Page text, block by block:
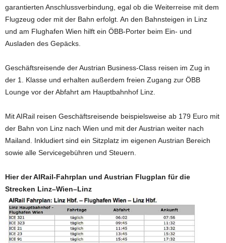
garantierten Anschlussverbindung, egal ob die Weiterreise mit dem
Flugzeug oder mit der Bahn erfolgt. An den Bahnsteigen in Linz
und am Flughafen Wien hilft ein ÖBB-Porter beim Ein- und
Ausladen des Gepäcks.
Geschäftsreisende der Austrian Business-Class reisen im Zug in
der 1. Klasse und erhalten außerdem freien Zugang zur ÖBB
Lounge vor der Abfahrt am Hauptbahnhof Linz.
Mit AIRail reisen Geschäftsreisende beispielsweise ab 179 Euro mit
der Bahn von Linz nach Wien und mit der Austrian weiter nach
Mailand. Inkludiert sind ein Sitzplatz im eigenen Austrian Bereich
sowie alle Servicegebühren und Steuern.
Hier der AIRail-Fahrplan und Austrian Flugplan für die
Strecken Linz–Wien–Linz